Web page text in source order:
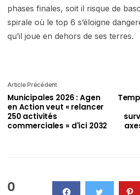
phases finales, soit il risque de
spirale où le top 6 s’éloigne
qu’il joue en dehors de ses terres.
Article Précédent
Municipales 2026 : Agen
en Action veut « relancer
250 activités
commerciales » d'ici 2032
0